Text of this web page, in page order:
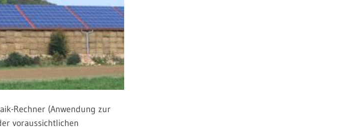
Rechner (Anwendung zur
voraussichtlichen